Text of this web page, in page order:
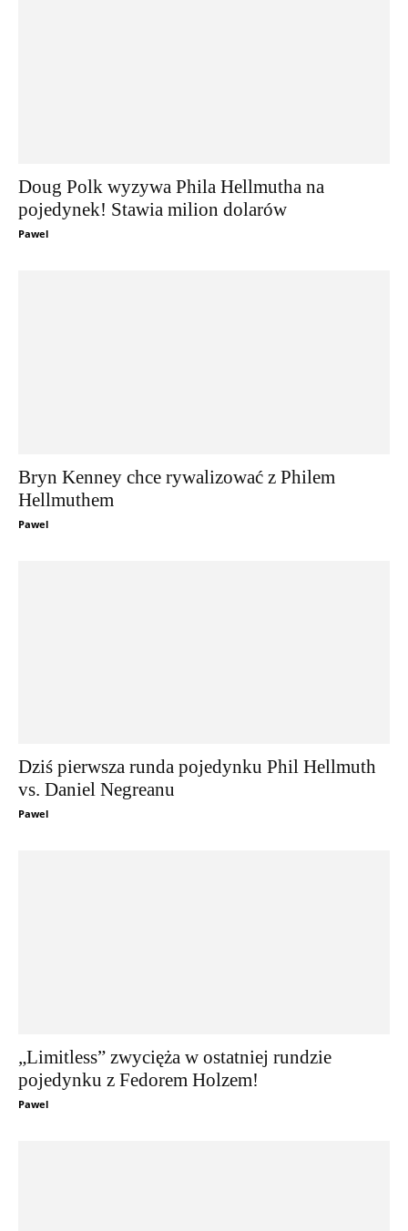
Doug Polk wyzywa Phila Hellmutha na
pojedynek! Stawia milion dolarów
Pawel
Bryn Kenney chce rywalizować z Philem
Hellmuthem
Pawel
Dziś pierwsza runda pojedynku Phil Hellmuth
vs. Daniel Negreanu
Pawel
„Limitless” zwycięża w ostatniej rundzie
pojedynku z Fedorem Holzem!
Pawel